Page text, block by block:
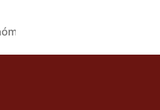
que se vivió como una